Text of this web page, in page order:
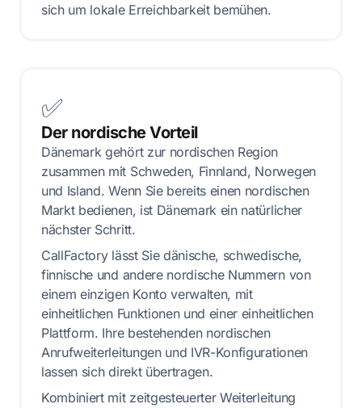
sich um lokale Erreichbarkeit bemühen.
✅
Der nordische Vorteil
Dänemark gehört zur nordischen Region
zusammen mit Schweden, Finnland, Norwegen
und Island. Wenn Sie bereits einen nordischen
Markt bedienen, ist Dänemark ein natürlicher
nächster Schritt.
CallFactory lässt Sie dänische, schwedische,
finnische und andere nordische Nummern von
einem einzigen Konto verwalten, mit
einheitlichen Funktionen und einer einheitlichen
Plattform. Ihre bestehenden nordischen
Anrufweiterleitungen und IVR-Konfigurationen
lassen sich direkt übertragen.
Kombiniert mit zeitgesteuerter Weiterleitung